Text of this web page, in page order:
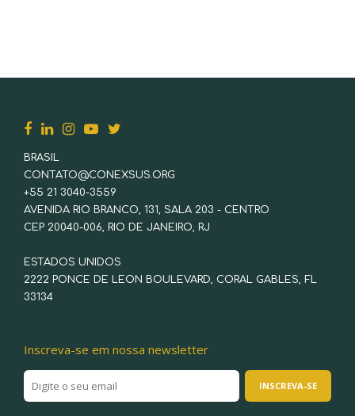
BRASIL
CONTATO@CONEXSUS.ORG
+55 21 3040-3559
AVENIDA RIO BRANCO, 131, SALA 203 - CENTRO
CEP 20040-006, RIO DE JANEIRO, RJ
ESTADOS UNIDOS
2222 PONCE DE LEON BOULEVARD, CORAL GABLES, FL
33134
Inscreva-se em nossa newsletter